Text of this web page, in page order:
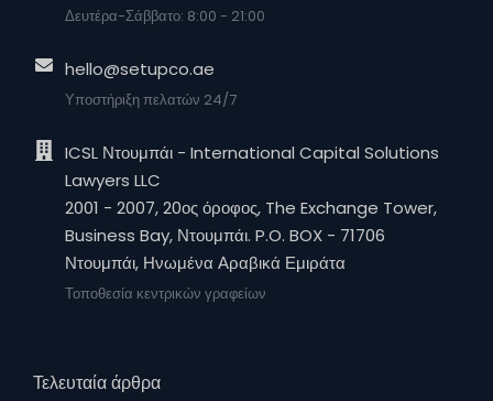
Δευτέρα-Σάββατο: 8:00 - 21:00
hello@setupco.ae
Υποστήριξη πελατών 24/7
ICSL Ντουμπάι - International Capital Solutions
Lawyers LLC
2001 - 2007, 20ος όροφος, The Exchange Tower,
Business Bay, Ντουμπάι. P.O. BOX - 71706
Ντουμπάι, Ηνωμένα Αραβικά Εμιράτα
Τοποθεσία κεντρικών γραφείων
Τελευταία άρθρα